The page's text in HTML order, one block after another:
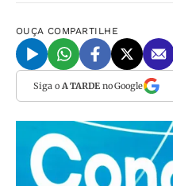
OUÇA COMPARTILHE
Siga o A TARDEno Google